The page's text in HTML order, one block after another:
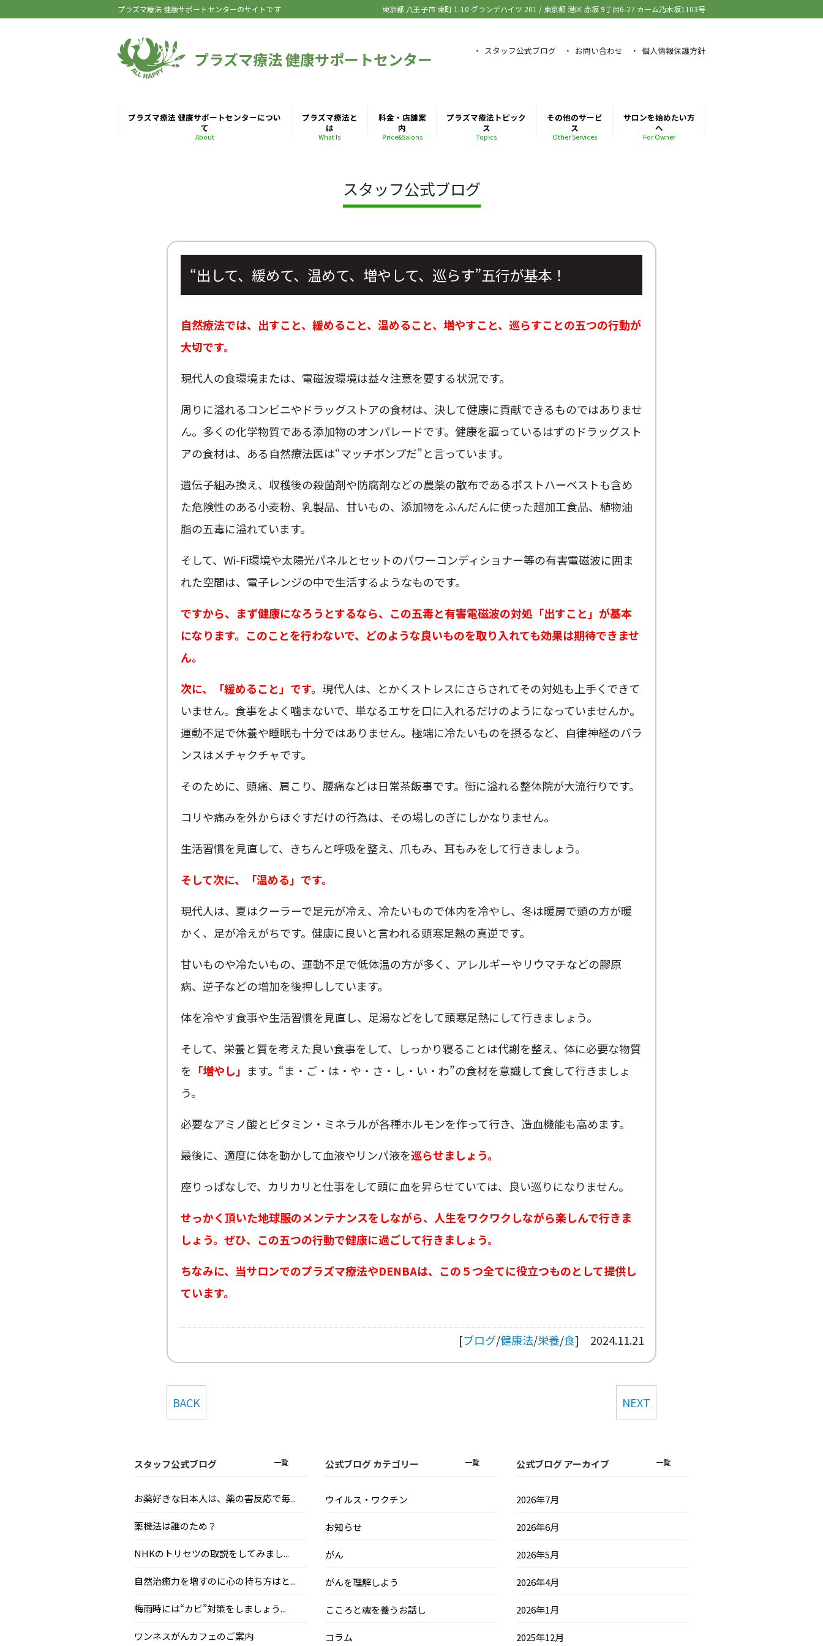
プラズマ療法 健康サポートセンターのサイトです 東京都 八王子市 東町 1-10 グランデハイツ 201 / 東京都 港区 赤坂 9丁目6-27 カーム乃木坂1103号
プラズマ療法 健康サポートセンター スタッフ公式ブログ お問い合わせ 個人情報保護方針
プラズマ療法 健康サポートセンターについ
て
About
プラズマ療法と
は
What Is
料金・店舗案
内
Price&Salons
プラズマ療法トピック
ス
Topics
その他のサービ
ス
Other Services
サロンを始めたい方
へ
For Owner
スタッフ公式ブログ
“出して、緩めて、温めて、増やして、巡らす”五行が基本！
自然療法では、出すこと、緩めること、温めること、増やすこと、巡らすことの五つの行動が
大切です。
現代人の食環境または、電磁波環境は益々注意を要する状況です。
周りに溢れるコンビニやドラッグストアの食材は、決して健康に貢献できるものではありませ
ん。多くの化学物質である添加物のオンパレードです。健康を謳っているはずのドラッグスト
アの食材は、ある自然療法医は“マッチポンプだ”と言っています。
遺伝子組み換え、収穫後の殺菌剤や防腐剤などの農薬の散布であるポストハーベストも含め
た危険性のある小麦粉、乳製品、甘いもの、添加物をふんだんに使った超加工食品、植物油
脂の五毒に溢れています。
そして、Wi-Fi環境や太陽光パネルとセットのパワーコンディショナー等の有害電磁波に囲ま
れた空間は、電子レンジの中で生活するようなものです。
ですから、まず健康になろうとするなら、この五毒と有害電磁波の対処「出すこと」が基本
になります。このことを行わないで、どのような良いものを取り入れても効果は期待できませ
ん。
次に、「緩めること」です。 現代人は、とかくストレスにさらされてその対処も上手くできて
いません。食事をよく噛まないで、単なるエサを口に入れるだけのようになっていませんか。
運動不足で休養や睡眠も十分ではありません。極端に冷たいものを摂るなど、自律神経のバラ
ンスはメチャクチャです。
そのために、頭痛、肩こり、腰痛などは日常茶飯事です。街に溢れる整体院が大流行りです。
コリや痛みを外からほぐすだけの行為は、その場しのぎにしかなりません。
生活習慣を見直して、きちんと呼吸を整え、爪もみ、耳もみをして行きましょう。
そして次に、「温める」です。
現代人は、夏はクーラーで足元が冷え、冷たいもので体内を冷やし、冬は暖房で頭の方が暖
かく、足が冷えがちです。健康に良いと言われる頭寒足熱の真逆です。
甘いものや冷たいもの、運動不足で低体温の方が多く、アレルギーやリウマチなどの膠原
病、逆子などの増加を後押ししています。
体を冷やす食事や生活習慣を見直し、足湯などをして頭寒足熱にして行きましょう。
そして、栄養と質を考えた良い食事をして、しっかり寝ることは代謝を整え、体に必要な物質
を 「増やし」 ます。“ま・ご・は・や・さ・し・い・わ”の食材を意識して食して行きましょ
う。
必要なアミノ酸とビタミン・ミネラルが各種ホルモンを作って行き、造血機能も高めます。
最後に、適度に体を動かして血液やリンパ液を巡らせましょう。
座りっぱなしで、カリカリと仕事をして頭に血を昇らせていては、良い巡りになりません。
せっかく頂いた地球服のメンテナンスをしながら、人生をワクワクしながら楽しんで行きま
しょう。ぜひ、この五つの行動で健康に過ごして行きましょう。
ちなみに、当サロンでのプラズマ療法やDENBAは、この５つ全てに役立つものとして提供し
ています。
[ブログ/健康法/栄養/食] 2024.11.21
BACK NEXT
スタッフ公式ブログ 一覧
お薬好きな日本人は、薬の害反応で毎...
薬機法は誰のため？
NHKのトリセツの取説をしてみまし...
自然治癒力を増すのに心の持ち方はと...
梅雨時には“カビ”対策をしましょう...
ワンネスがんカフェのご案内
公式ブログ カテゴリー 一覧
ウイルス・ワクチン
お知らせ
がん
がんを理解しよう
こころと魂を養うお話し
コラム
公式ブログ アーカイブ 一覧
2026年7月
2026年6月
2026年5月
2026年4月
2026年1月
2025年12月